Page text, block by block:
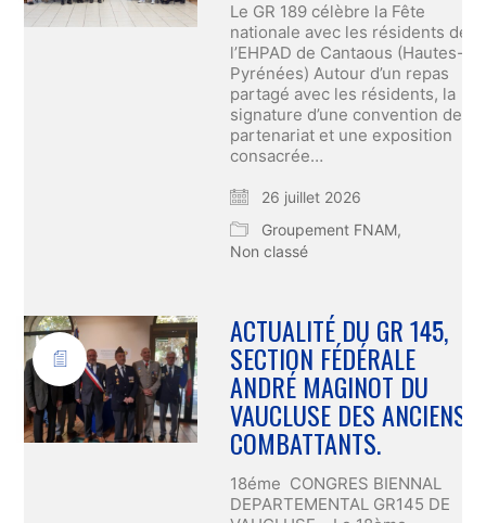
Le GR 189 célèbre la Fête
nationale avec les résidents de
l’EHPAD de Cantaous (Hautes-
Pyrénées) Autour d’un repas
partagé avec les résidents, la
signature d’une convention de
partenariat et une exposition
consacrée…
26 juillet 2026
Groupement FNAM,
Non classé
ACTUALITÉ DU GR 145,
SECTION FÉDÉRALE
ANDRÉ MAGINOT DU
VAUCLUSE DES ANCIENS
COMBATTANTS.
18éme CONGRES BIENNAL
DEPARTEMENTAL GR145 DE